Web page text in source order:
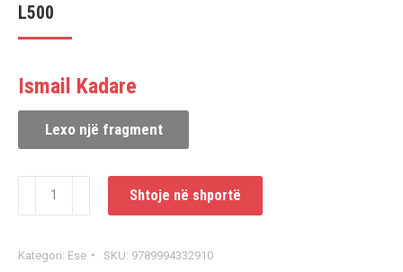
L500
Ismail Kadare
Lexo një fragment
Identiteti
i
Shtoje në shportë
Kategori: Ese SKU: 9789994332910